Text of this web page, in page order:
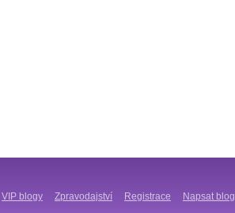
VIP blogy Zpravodajství Registrace Napsat blog